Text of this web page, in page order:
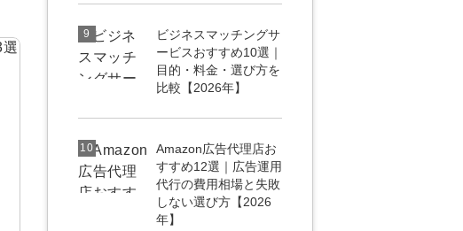
9
ビジネスマッチングサ
ービスおすすめ10選｜
目的・料金・選び方を
比較【2026年】
10
Amazon広告代理店お
すすめ12選｜広告運用
代行の費用相場と失敗
しない選び方【2026
年】